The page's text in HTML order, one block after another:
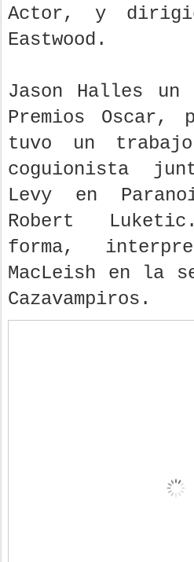
Actor, y
Eastwood.
Jason Halles
Premios Oscar,
tuvo un
coguionista
Levy en
Robert
forma,
MacLeish en la
Cazavampiros.